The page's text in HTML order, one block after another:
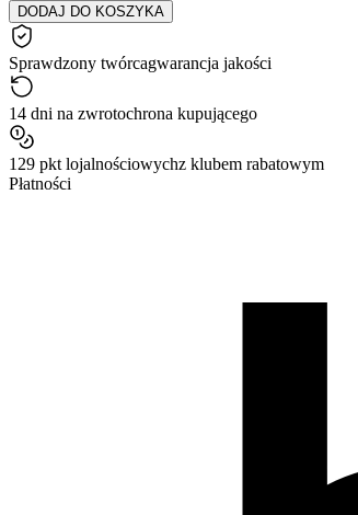
DODAJ DO KOSZYKA
Sprawdzony twórcagwarancja jakości
14 dni na zwrotochrona kupującego
129 pkt lojalnościowychz klubem rabatowym
Płatności